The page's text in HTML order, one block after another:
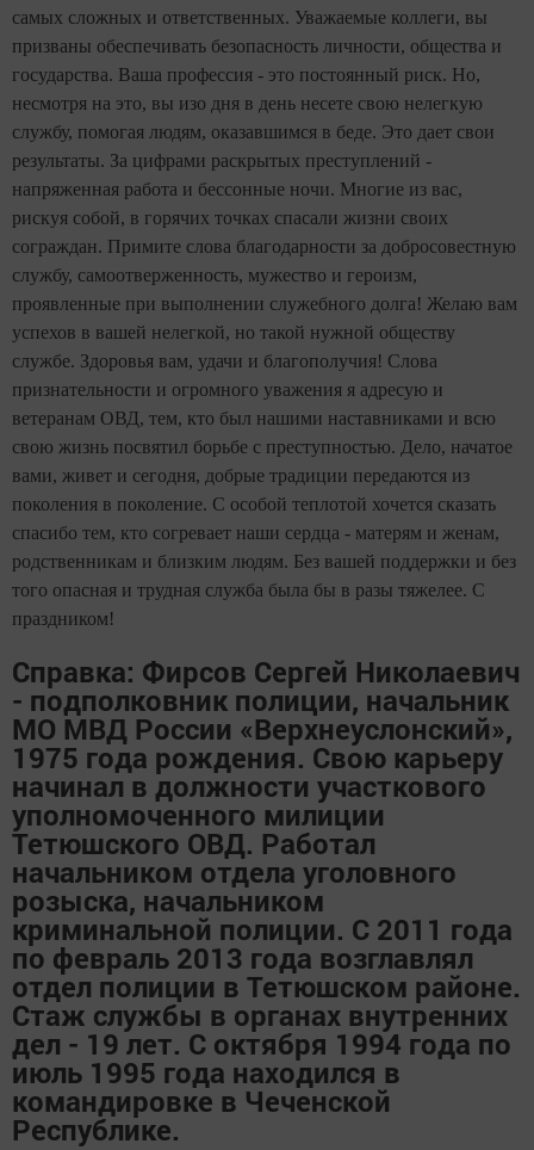
самых сложных и ответственных. Уважаемые коллеги, вы
призваны обеспечивать безопасность личности, общества и
государства. Ваша профессия - это постоянный риск. Но,
несмотря на это, вы изо дня в день несете свою нелегкую
службу, помогая людям, оказавшимся в беде. Это дает свои
результаты. За цифрами раскрытых преступлений -
напряженная работа и бессонные ночи. Многие из вас,
рискуя собой, в горячих точках спасали жизни своих
сограждан. Примите слова благодарности за добросовестную
службу, самоотверженность, мужество и героизм,
проявленные при выполнении служебного долга! Желаю вам
успехов в вашей нелегкой, но такой нужной обществу
службе. Здоровья вам, удачи и благополучия! Слова
признательности и огромного уважения я адресую и
ветеранам ОВД, тем, кто был нашими наставниками и всю
свою жизнь посвятил борьбе с преступностью. Дело, начатое
вами, живет и сегодня, добрые традиции передаются из
поколения в поколение. С особой теплотой хочется сказать
спасибо тем, кто согревает наши сердца - матерям и женам,
родственникам и близким людям. Без вашей поддержки и без
того опасная и трудная служба была бы в разы тяжелее. С
праздником!
Справка: Фирсов Сергей Николаевич
- подполковник полиции, начальник
МО МВД России «Верхнеуслонский»,
1975 года рождения. Свою карьеру
начинал в должности участкового
уполномоченного милиции
Тетюшского ОВД. Работал
начальником отдела уголовного
розыска, начальником
криминальной полиции. С 2011 года
по февраль 2013 года возглавлял
отдел полиции в Тетюшском районе.
Стаж службы в органах внутренних
дел - 19 лет. С октября 1994 года по
июль 1995 года находился в
командировке в Чеченской
Республике.